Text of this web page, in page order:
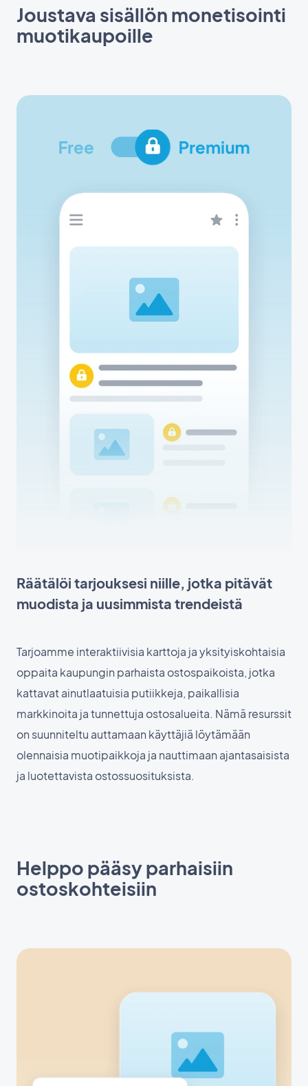
Joustava sisällön monetisointi
muotikaupoille
Räätälöi tarjouksesi niille, jotka pitävät
muodista ja uusimmista trendeistä
Tarjoamme interaktiivisia karttoja ja yksityiskohtaisia
oppaita kaupungin parhaista ostospaikoista, jotka
kattavat ainutlaatuisia putiikkeja, paikallisia
markkinoita ja tunnettuja ostosalueita. Nämä resurssit
on suunniteltu auttamaan käyttäjiä löytämään
olennaisia muotipaikkoja ja nauttimaan ajantasaisista
ja luotettavista ostossuosituksista.
Helppo pääsy parhaisiin
ostoskohteisiin